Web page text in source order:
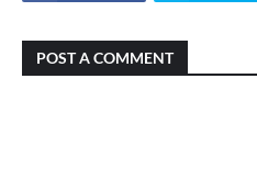
POST A COMMENT